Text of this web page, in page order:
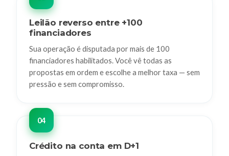
Leilão reverso entre +100
financiadores
Sua operação é disputada por mais de 100
financiadores habilitados. Você vê todas as
propostas em ordem e escolhe a melhor taxa — sem
pressão e sem compromisso.
Crédito na conta em D+1